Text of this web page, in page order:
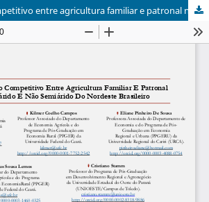
Desempenho competitivo entre agricultura familiar e patronal no semiárido e não semiárido do Nordeste brasileiro